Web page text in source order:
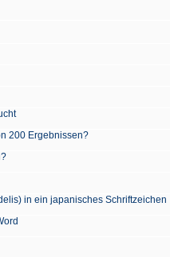
200 Ergebnissen?
in ein japanisches Schriftzeichen